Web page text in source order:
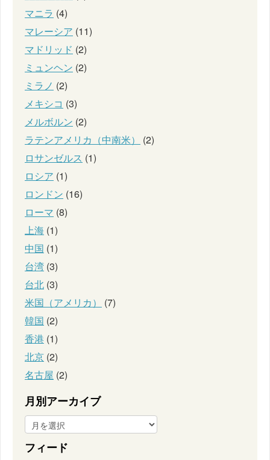
マニラ (4)
マレーシア (11)
マドリッド (2)
ミュンヘン (2)
ミラノ (2)
メキシコ (3)
メルボルン (2)
ラテンアメリカ（中南米）
(2)
ロサンゼルス (1)
ロシア (1)
ロンドン (16)
ローマ (8)
上海 (1)
中国 (1)
台湾 (3)
台北 (3)
米国（アメリカ）
(7)
韓国 (2)
香港 (1)
北京 (2)
名古屋 (2)
月別アーカイブ
フィード